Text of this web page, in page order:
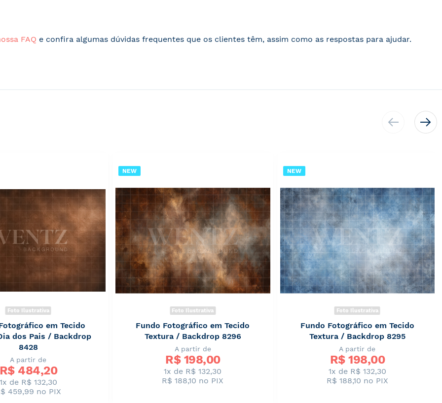
FAQ e confira algumas dúvidas frequentes que os clientes têm, assim como as respostas para ajudar.
Foto Ilustrativa
em Tecido
dos Pais / Backdrop
8428
A partir de
R$ 484,20
1x de R$ 132,30
459,99 no PIX
NEW
Foto Ilustrativa
Fundo Fotográfico em Tecido
Textura / Backdrop 8296
A partir de
R$ 198,00
1x de R$ 132,30
R$ 188,10 no PIX
NEW
Foto Ilustrativa
Fundo Fotográfico em Tecido
Textura / Backdrop 8295
A partir de
R$ 198,00
1x de R$ 132,30
R$ 188,10 no PIX